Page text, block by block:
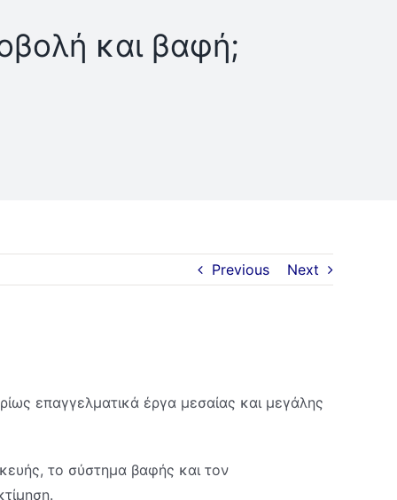
και βαφή;
Previous Next
επαγγελματικά έργα μεσαίας και μεγάλης
το σύστημα βαφής και τον